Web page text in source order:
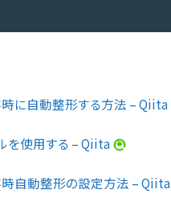
に自動整形する方法 – Qiita
を使用する – Qiita
自動整形の設定方法 – Qiita